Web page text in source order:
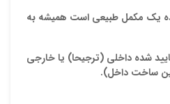
یک مکمل طبیعی است همیشه به
شده داخلی (ترجیحا) یا خارجی
ساخت داخل).